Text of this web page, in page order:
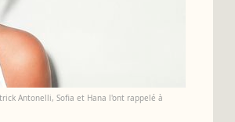
Antonelli, Sofia et Hana l'ont rappelé à